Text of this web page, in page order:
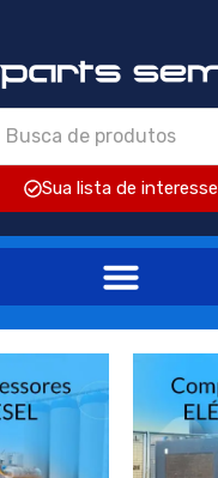
Sua lista de interesse